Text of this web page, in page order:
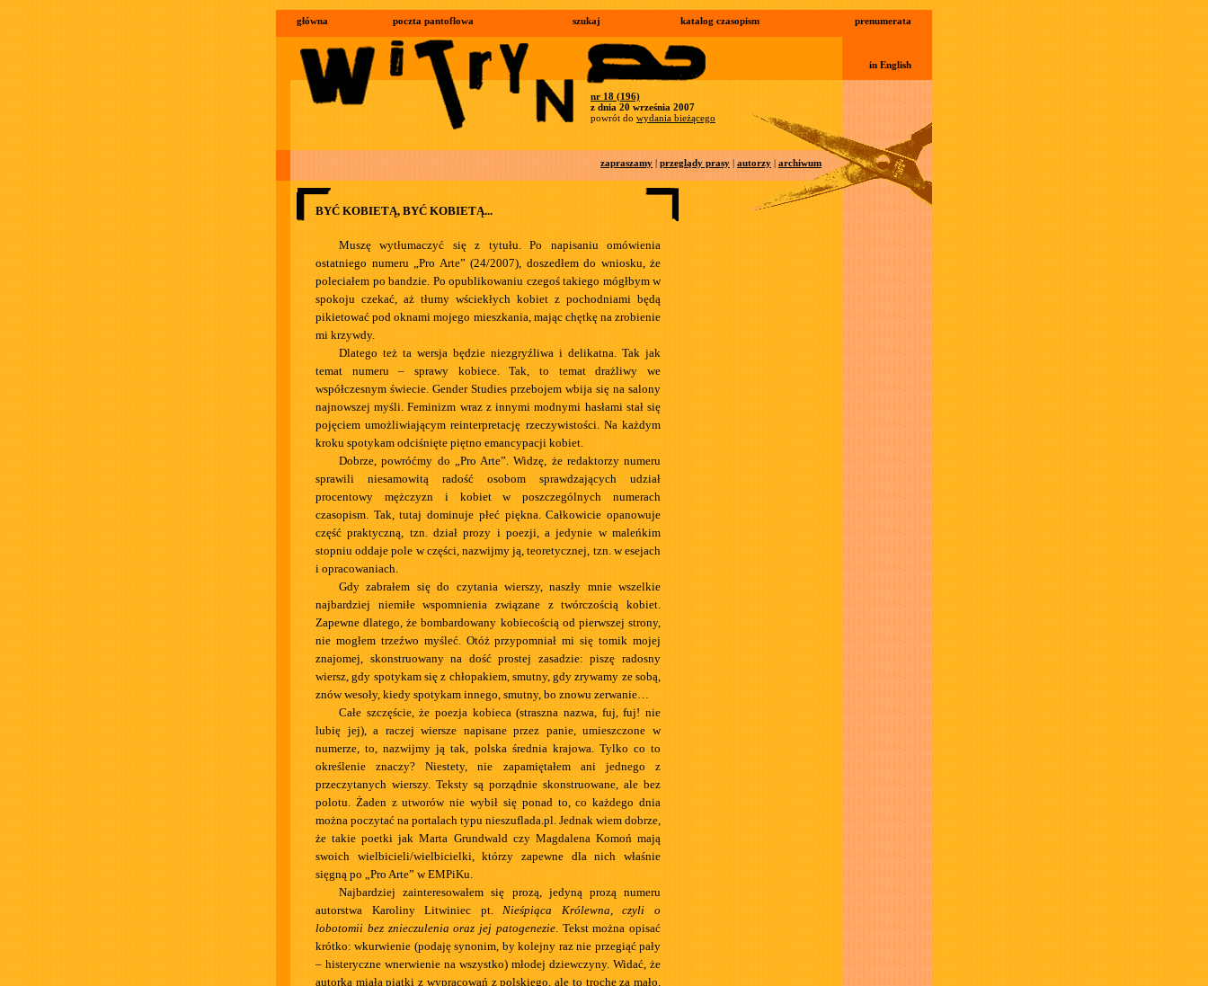
główna poczta pantoflowa szukaj katalog czasopism prenumerata
in English
nr 18 (196)
z dnia 20 września 2007
powrót do wydania bieżącego
zapraszamy | przeglądy prasy | autorzy | archiwum
BYĆ KOBIETĄ, BYĆ KOBIETĄ...
Muszę wytłumaczyć się z tytułu. Po napisaniu omówienia
ostatniego numeru „Pro Arte” (24/2007), doszedłem do wniosku, że
poleciałem po bandzie. Po opublikowaniu czegoś takiego mógłbym w
spokoju czekać, aż tłumy wściekłych kobiet z pochodniami będą
pikietować pod oknami mojego mieszkania, mając chętkę na zrobienie
mi krzywdy.
Dlatego też ta wersja będzie niezgryźliwa i delikatna. Tak jak
temat numeru – sprawy kobiece. Tak, to temat drażliwy we
współczesnym świecie. Gender Studies przebojem wbija się na salony
najnowszej myśli. Feminizm wraz z innymi modnymi hasłami stał się
pojęciem umożliwiającym reinterpretację rzeczywistości. Na każdym
kroku spotykam odciśnięte piętno emancypacji kobiet.
Dobrze, powróćmy do „Pro Arte”. Widzę, że redaktorzy numeru
sprawili niesamowitą radość osobom sprawdzających udział
procentowy mężczyzn i kobiet w poszczególnych numerach
czasopism. Tak, tutaj dominuje płeć piękna. Całkowicie opanowuje
część praktyczną, tzn. dział prozy i poezji, a jedynie w maleńkim
stopniu oddaje pole w części, nazwijmy ją, teoretycznej, tzn. w esejach
i opracowaniach.
Gdy zabrałem się do czytania wierszy, naszły mnie wszelkie
najbardziej niemiłe wspomnienia związane z twórczością kobiet.
Zapewne dlatego, że bombardowany kobiecością od pierwszej strony,
nie mogłem trzeźwo myśleć. Otóż przypomniał mi się tomik mojej
znajomej, skonstruowany na dość prostej zasadzie: piszę radosny
wiersz, gdy spotykam się z chłopakiem, smutny, gdy zrywamy ze sobą,
znów wesoły, kiedy spotykam innego, smutny, bo znowu zerwanie…
Całe szczęście, że poezja kobieca (straszna nazwa, fuj, fuj! nie
lubię jej), a raczej wiersze napisane przez panie, umieszczone w
numerze, to, nazwijmy ją tak, polska średnia krajowa. Tylko co to
określenie znaczy? Niestety, nie zapamiętałem ani jednego z
przeczytanych wierszy. Teksty są porządnie skonstruowane, ale bez
polotu. Żaden z utworów nie wybił się ponad to, co każdego dnia
można poczytać na portalach typu nieszuflada.pl. Jednak wiem dobrze,
że takie poetki jak Marta Grundwald czy Magdalena Komoń mają
swoich wielbicieli/wielbicielki, którzy zapewne dla nich właśnie
sięgną po „Pro Arte” w EMPiKu.
Najbardziej zainteresowałem się prozą, jedyną prozą numeru
autorstwa Karoliny Litwiniec pt.Nieśpiąca Królewna, czyli o
lobotomii bez znieczulenia oraz jej patogenezie. Tekst można opisać
krótko: wkurwienie (podaję synonim, by kolejny raz nie przegiąć pały
– histeryczne wnerwienie na wszystko) młodej dziewczyny. Widać, że
autorka miała piątki z wypracowań z polskiego, ale to trochę za mało,